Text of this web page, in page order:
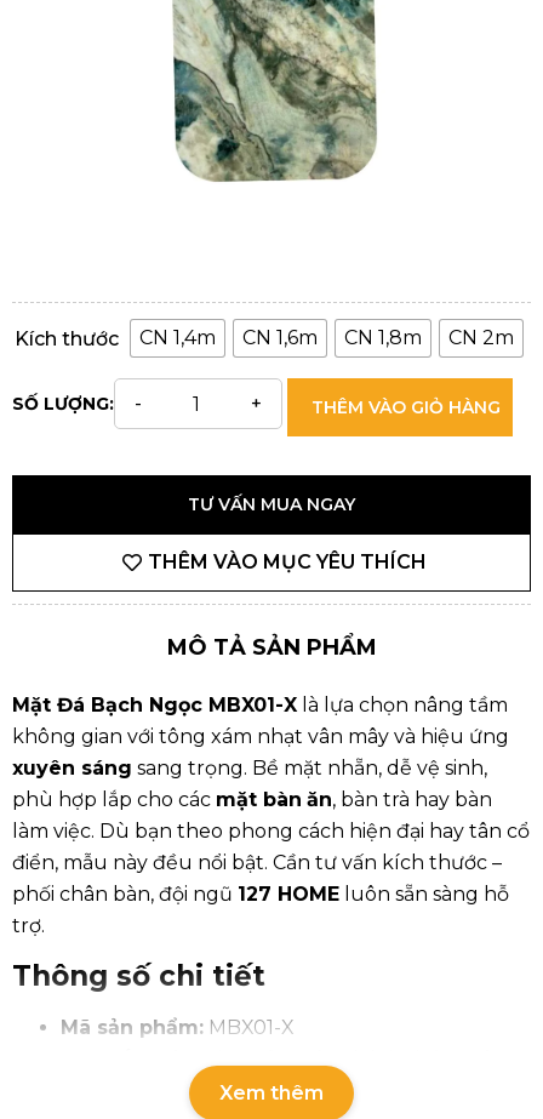
Kích thước CN 1,4m CN 1,6m CN 1,8m CN 2m
SỐ LƯỢNG: THÊM VÀO GIỎ HÀNG
TƯ VẤN MUA NGAY
THÊM VÀO MỤC YÊU THÍCH
MÔ TẢ SẢN PHẨM
Mặt Đá Bạch Ngọc MBX01-X là lựa chọn nâng tầm
không gian với tông xám nhạt vân mây và hiệu ứng
xuyên sáng sang trọng. Bề mặt nhẵn, dễ vệ sinh,
phù hợp lắp cho các mặt bàn ăn, bàn trà hay bàn
làm việc. Dù bạn theo phong cách hiện đại hay tân cổ
điển, mẫu này đều nổi bật. Cần tư vấn kích thước –
phối chân bàn, đội ngũ 127 HOME luôn sẵn sàng hỗ
trợ.
Thông số chi tiết
Mã sản phẩm: MBX01-X
sáng tạo hiệu ứng ánh sáng lung linh
Xem thêm